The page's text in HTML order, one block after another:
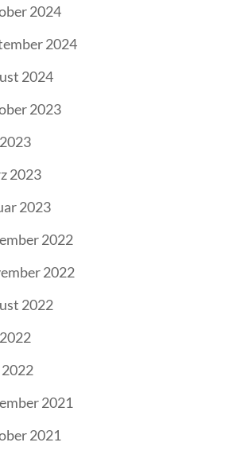
2024
2024
2024
2023
2023
2023
2022
2022
2022
2021
2021